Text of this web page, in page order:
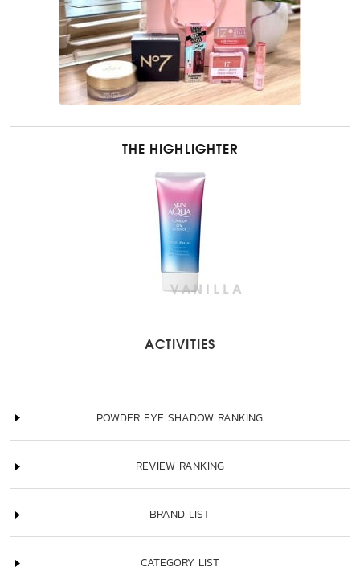
THE HIGHLIGHTER
ACTIVITIES
POWDER EYE SHADOW RANKING
REVIEW RANKING
BRAND LIST
CATEGORY LIST